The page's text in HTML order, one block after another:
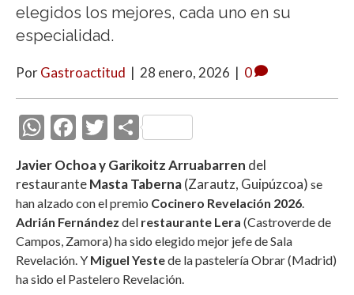
elegidos los mejores, cada uno en su
especialidad.
PorGastroactitud | 28 enero, 2026 | 0
W
h
at
s
A
p
p
F
e
b
o
o
k
T
w
itt
er
C
o
m
p
ar
ti
r
Javier Ochoa y Garikoitz Arruabarren del
restauranteMasta Taberna(Zarautz, Guipúzcoa) se
han alzado con el premio Cocinero Revelación 2026.
Adrián Fernández del restaurante Lera (Castroverde de
Campos, Zamora) ha sido elegido mejor jefe de Sala
Revelación. Y Miguel Yestede la pastelería Obrar (Madrid)
ha sido el Pastelero Revelación.